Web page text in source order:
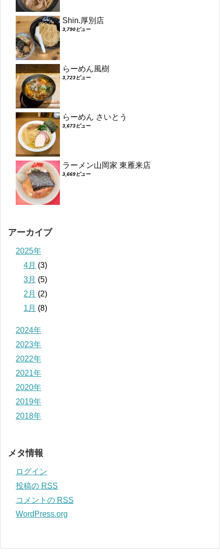
Shin.厚別店
3,790ビュー
らーめん風樹
3,723ビュー
らーめん さいとう
3,673ビュー
ラーメン山岡家 東雁来店
3,669ビュー
アーカイブ
2025年
4月 (3)
3月 (5)
2月 (2)
1月 (8)
2024年
2023年
2022年
2021年
2020年
2019年
2018年
メタ情報
ログイン
投稿の RSS
コメントの RSS
WordPress.org